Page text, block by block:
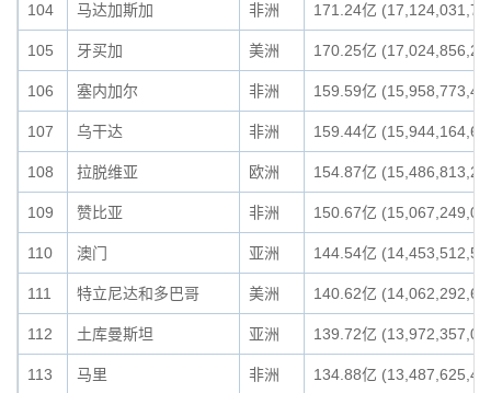
104 马达加斯加 非洲 171.24亿
105 牙买加 美洲 170.25亿
106 塞内加尔 非洲 159.59亿
107 乌干达 非洲 159.44亿
108 拉脱维亚 欧洲 154.87亿
109 赞比亚 非洲 150.67亿
110 澳门 亚洲 144.54亿
111 特立尼达和多巴哥 美洲 140.62亿
112 土库曼斯坦 亚洲 139.72亿
113 马里 非洲 134.88亿